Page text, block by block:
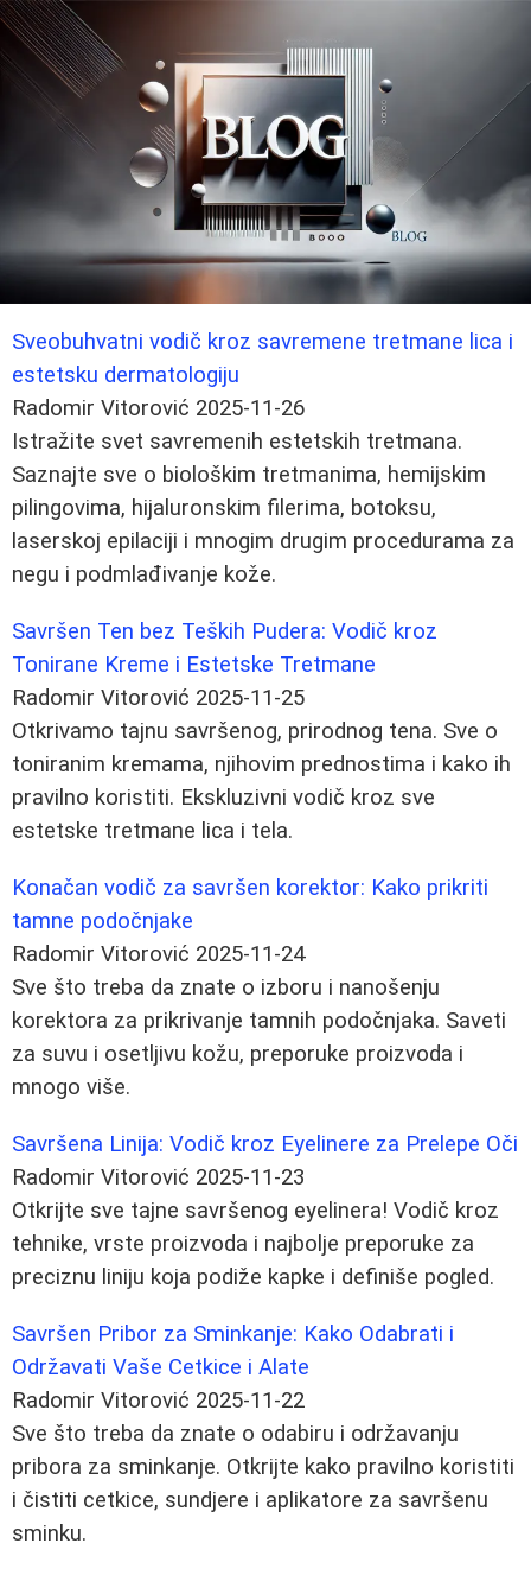
Sveobuhvatni vodič kroz savremene tretmane lica i
estetsku dermatologiju
Radomir Vitorović 2025-11-26
Istražite svet savremenih estetskih tretmana.
Saznajte sve o biološkim tretmanima, hemijskim
pilingovima, hijaluronskim filerima, botoksu,
laserskoj epilaciji i mnogim drugim procedurama za
negu i podmlađivanje kože.
Savršen Ten bez Teških Pudera: Vodič kroz
Tonirane Kreme i Estetske Tretmane
Radomir Vitorović 2025-11-25
Otkrivamo tajnu savršenog, prirodnog tena. Sve o
toniranim kremama, njihovim prednostima i kako ih
pravilno koristiti. Ekskluzivni vodič kroz sve
estetske tretmane lica i tela.
Konačan vodič za savršen korektor: Kako prikriti
tamne podočnjake
Radomir Vitorović 2025-11-24
Sve što treba da znate o izboru i nanošenju
korektora za prikrivanje tamnih podočnjaka. Saveti
za suvu i osetljivu kožu, preporuke proizvoda i
mnogo više.
Savršena Linija: Vodič kroz Eyelinere za Prelepe Oči
Radomir Vitorović 2025-11-23
Otkrijte sve tajne savršenog eyelinera! Vodič kroz
tehnike, vrste proizvoda i najbolje preporuke za
preciznu liniju koja podiže kapke i definiše pogled.
Savršen Pribor za Sminkanje: Kako Odabrati i
Održavati Vaše Cetkice i Alate
Radomir Vitorović 2025-11-22
Sve što treba da znate o odabiru i održavanju
pribora za sminkanje. Otkrijte kako pravilno koristiti
i čistiti cetkice, sundjere i aplikatore za savršenu
sminku.